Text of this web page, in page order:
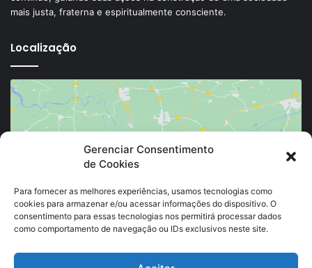
Gerenciar Consentimento
de Cookies
Para fornecer as melhores experiências, usamos tecnologias como
cookies para armazenar e/ou acessar informações do dispositivo. O
consentimento para essas tecnologias nos permitirá processar dados
como comportamento de navegação ou IDs exclusivos neste site.
mais justa, fraterna e espiritualmente consciente.
Localização
ativar este conteúdo